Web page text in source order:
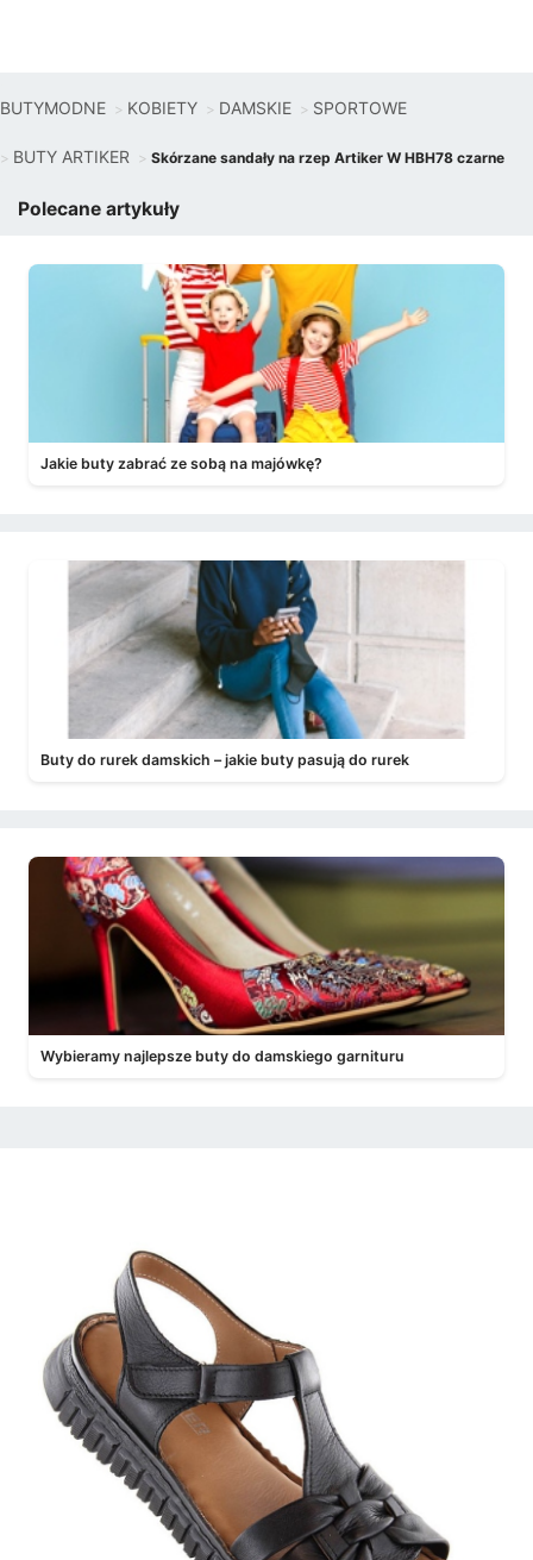
BUTYMODNE KOBIETY DAMSKIE SPORTOWE
BUTY ARTIKER Skórzane sandały na rzep Artiker W HBH78 czarne
Polecane artykuły
Jakie buty zabrać ze sobą na majówkę?
Buty do rurek damskich – jakie buty pasują do rurek
Wybieramy najlepsze buty do damskiego garnituru